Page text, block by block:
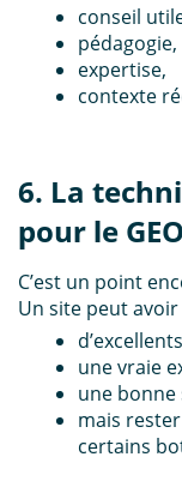
conseil
pédagogie,
expertise,
contexte
6. La
pour le GEO
C’est un point
Un site peut avoir
une vraie
une bonne
mais
certains